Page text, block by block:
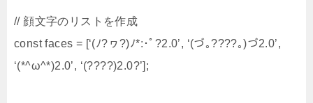
// 顔文字のリストを作成
const faces = [‘(ﾉ?ヮ?)ﾉ*:･ﾟ?2.0’, ‘(づ｡????｡)づ2.0’,
‘(*^ω^*)2.0’, ‘(????)2.0?’];